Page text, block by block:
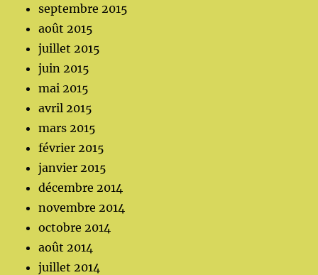
septembre 2015
août 2015
juillet 2015
juin 2015
mai 2015
avril 2015
mars 2015
février 2015
janvier 2015
décembre 2014
novembre 2014
octobre 2014
août 2014
juillet 2014